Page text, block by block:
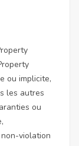
ou implicite,
les autres
ou
violation